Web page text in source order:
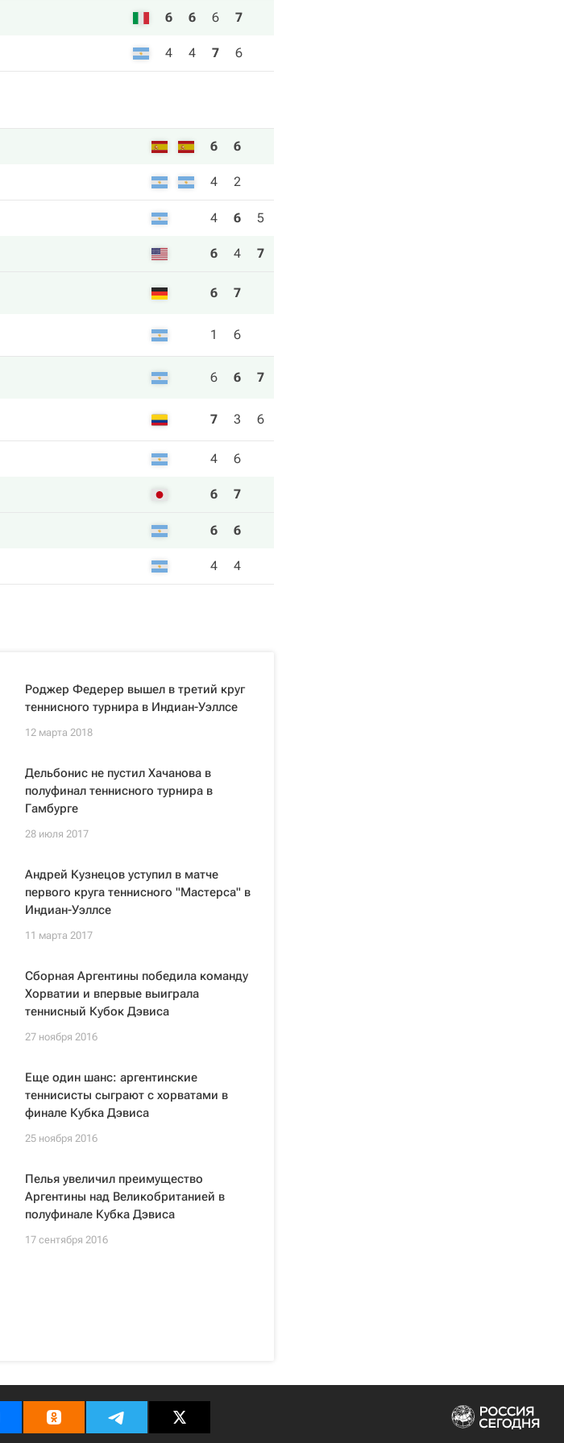
6 6 6 7
4 4 7 6
6 6
4 2
4 6 5
6 4 7
6 7
1 6
6 6 7
7 3 6
4 6
6 7
6 6
4 4
Роджер Федерер вышел в третий круг
теннисного турнира в Индиан-Уэллсе
12 марта 2018
Дельбонис не пустил Хачанова в
полуфинал теннисного турнира в
Гамбурге
28 июля 2017
Андрей Кузнецов уступил в матче
первого круга теннисного "Мастерса" в
Индиан-Уэллсе
11 марта 2017
Сборная Аргентины победила команду
Хорватии и впервые выиграла
теннисный Кубок Дэвиса
27 ноября 2016
Еще один шанс: аргентинские
теннисисты сыграют с хорватами в
финале Кубка Дэвиса
25 ноября 2016
Пелья увеличил преимущество
Аргентины над Великобританией в
полуфинале Кубка Дэвиса
17 сентября 2016